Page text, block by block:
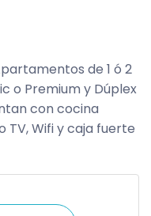
de 1 ó 2
o Premium y Dúplex
con cocina
TV, Wifi y caja fuerte